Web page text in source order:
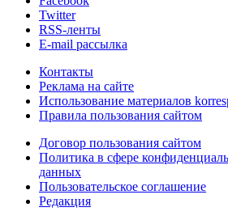
Twitter
RSS-ленты
E-mail рассылка
Контакты
Реклама на сайте
Использование материалов
Правила пользования сайтом
Договор пользования сайтом
Политика в сфере
данных
Пользовательское соглашение
Редакция